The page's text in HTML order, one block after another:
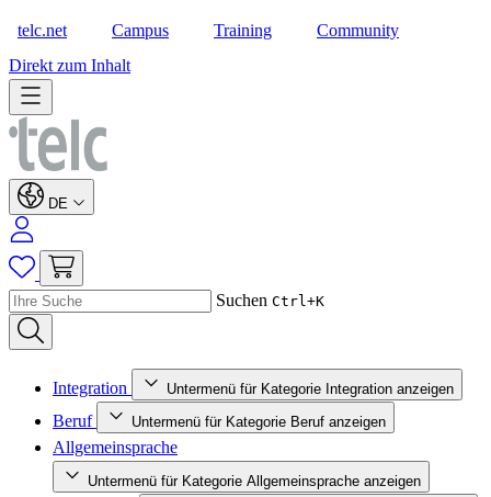
telc.net Campus Training Community
Direkt zum Inhalt
DE
Suchen Ctrl+K
Integration Untermenü für Kategorie Integration anzeigen
Beruf Untermenü für Kategorie Beruf anzeigen
Allgemeinsprache
Untermenü für Kategorie Allgemeinsprache anzeigen